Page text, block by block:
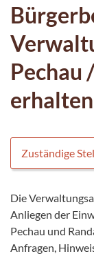
Pechau
erhalten
Zuständige
Die
Anliegen der
Pechau und
Anfragen,